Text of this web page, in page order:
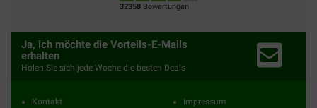
32358 Bewertungen
Ja, ich möchte die Vorteils-E-Mails
erhalten
Holen Sie sich jede Woche die besten Deals
Kontakt
Impressum